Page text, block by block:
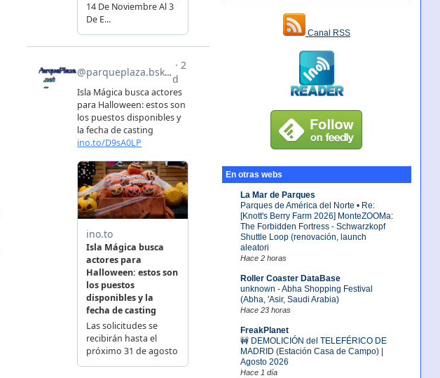
Canal RSS
En otras webs
La Mar de Parques
Parques de América del Norte • Re:
[Knott's Berry Farm 2026] MonteZOOMa:
The Forbidden Fortress - Schwarzkopf
Shuttle Loop (renovación, launch
aleatori
Hace 2 horas
Roller Coaster DataBase
unknown - Abha Shopping Festival
(Abha, 'Asir, Saudi Arabia)
Hace 23 horas
FreakPlanet
🚧 DEMOLICIÓN del TELEFÉRICO DE
MADRID (Estación Casa de Campo) |
Agosto 2026
Hace 1 día